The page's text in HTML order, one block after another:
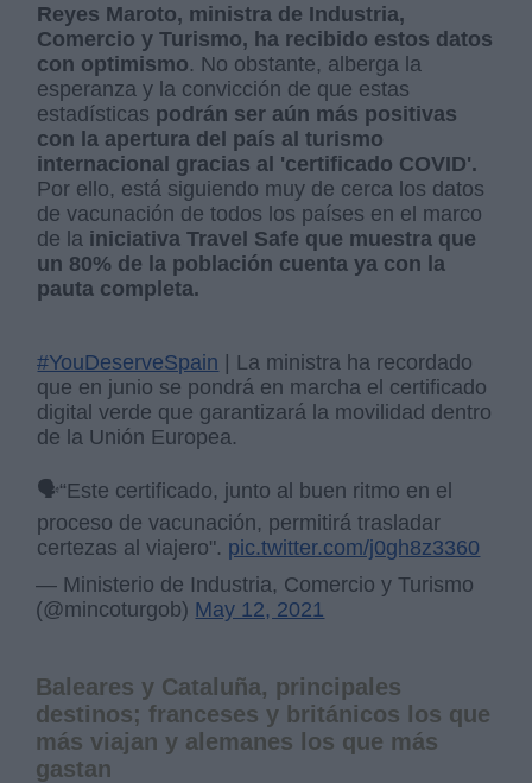
Reyes Maroto, ministra de Industria,
Comercio y Turismo, ha recibido estos datos
con optimismo. No obstante, alberga la
esperanza y la convicción de que estas
estadísticas podrán ser aún más positivas
con la apertura del país al turismo
internacional gracias al 'certificado COVID'.
Por ello, está siguiendo muy de cerca los datos
de vacunación de todos los países en el marco
de la iniciativa Travel Safe que muestra que
un 80% de la población cuenta ya con la
pauta completa.
#YouDeserveSpain | La ministra ha recordado
que en junio se pondrá en marcha el certificado
digital verde que garantizará la movilidad dentro
de la Unión Europea.
🗣“Este certificado, junto al buen ritmo en el
proceso de vacunación, permitirá trasladar
certezas al viajero". pic.twitter.com/j0gh8z3360
— Ministerio de Industria, Comercio y Turismo
(@mincoturgob) May 12, 2021
Baleares y Cataluña, principales
destinos; franceses y británicos los que
más viajan y alemanes los que más
gastan